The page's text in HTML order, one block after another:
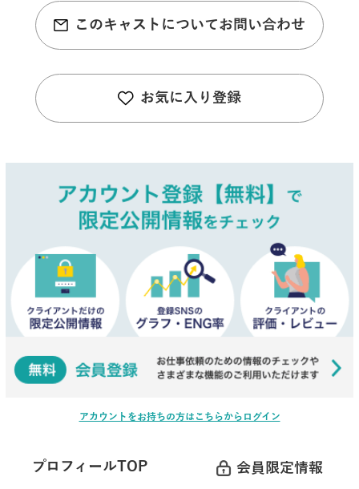
このキャストについてお問い合わせ
お気に入り登録
アカウントをお持ちの方はこちらからログイン
プロフィールTOP 会員限定情報